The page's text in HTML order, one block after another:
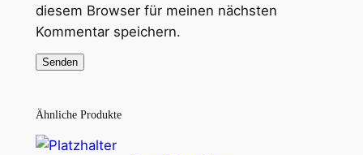
e
n
g
e
diesem Browser für meinen nächsten
Kommentar speichern.
Ähnliche Produkte